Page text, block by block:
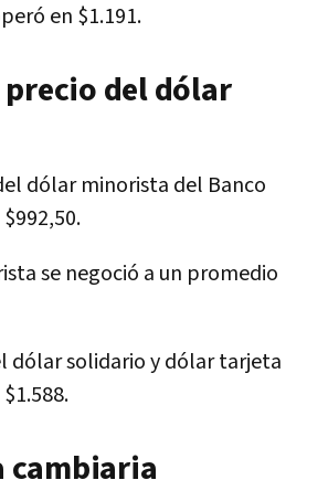
en $1.191.
precio del dólar
dólar minorista del Banco
se negoció a un promedio
dólar solidario y dólar tarjeta
cambiaria